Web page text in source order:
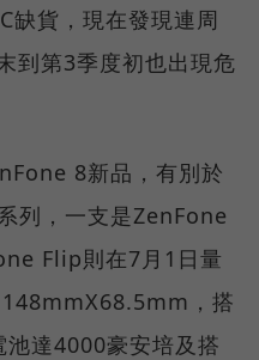
缺貨，現在發現連周
到第3季度初也出現危
8新品，有別於
列，一支是ZenFone
Flip則在7月1日量
，搭
達4000豪安培及搭